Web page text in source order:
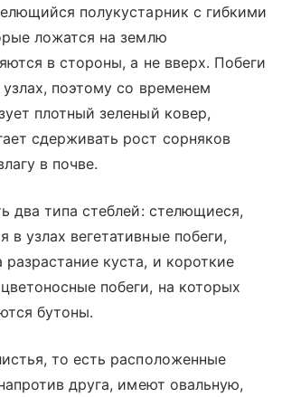
полукустарник с гибкими
ложатся на землю
в стороны, а не вверх. Побеги
поэтому со временем
плотный зеленый ковер,
сдерживать рост сорняков
в почве.
два типа стеблей: стелющиеся,
в узлах вегетативные побеги,
куста, и короткие
побеги, на которых
бутоны.
то есть расположенные
друга, имеют овальную,